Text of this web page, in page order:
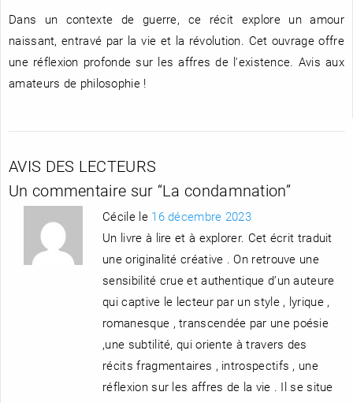
Dans un contexte de guerre, ce récit explore un amour
naissant, entravé par la vie et la révolution. Cet ouvrage offre
une réflexion profonde sur les affres de l'existence. Avis aux
amateurs de philosophie !
AVIS DES LECTEURS
Un commentaire sur “La condamnation”
Cécile le 16 décembre 2023
Un livre à lire et à explorer. Cet écrit traduit
une originalité créative . On retrouve une
sensibilité crue et authentique d’un auteure
qui captive le lecteur par un style , lyrique ,
romanesque , transcendée par une poésie
,une subtilité, qui oriente à travers des
récits fragmentaires , introspectifs , une
réflexion sur les affres de la vie . Il se situe